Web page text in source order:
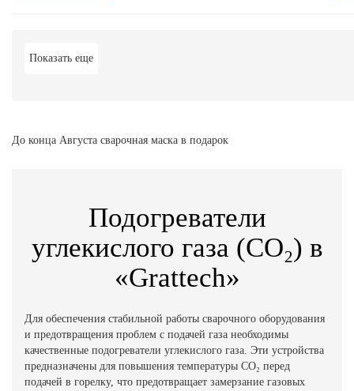
Показать еще
До конца Августа сварочная маска в подарок
Подогреватели
углекислого газа (CO₂) в
«Grattech»
Для обеспечения стабильной работы сварочного оборудования
и предотвращения проблем с подачей газа необходимы
качественные подогреватели углекислого газа. Эти устройства
предназначены для повышения температуры CO₂ перед
подачей в горелку, что предотвращает замерзание газовых